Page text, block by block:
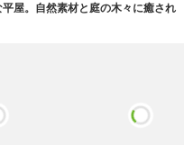
屋。自然素材と庭の木々に癒され